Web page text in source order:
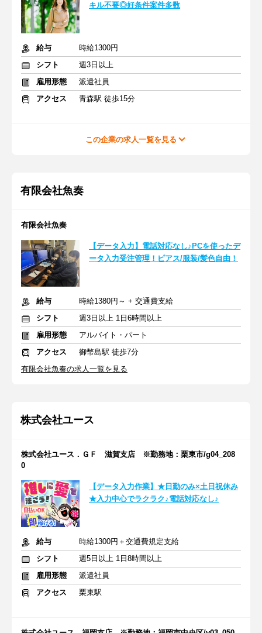
キル不要◎好条件案件多数
給与
時給1300円
シフト
週3日以上
雇用形態
派遣社員
アクセス
青森駅 徒歩15分
この企業の求人一覧を見る
有限会社魚奏
有限会社魚奏
【データ入力】電話対応なし♪PCを使ったデ
ータ入力受注管理！ピアス/服装/髪色自由！
給与
時給1380円～ + 交通費支給
シフト
週3日以上 1日6時間以上
雇用形態
アルバイト・パート
アクセス
御幣島駅 徒歩7分
有限会社魚奏の求人一覧を見る
株式会社ユース
株式会社ユース．ＧＦ 滋賀支店 ※勤務地：栗東市/g04_208
0
【データ入力作業】★日勤のみ×土日祝休み
★入力中心でラクラク♪電話対応なし♪
給与
時給1300円＋交通費規定支給
シフト
週5日以上 1日8時間以上
雇用形態
派遣社員
アクセス
栗東駅